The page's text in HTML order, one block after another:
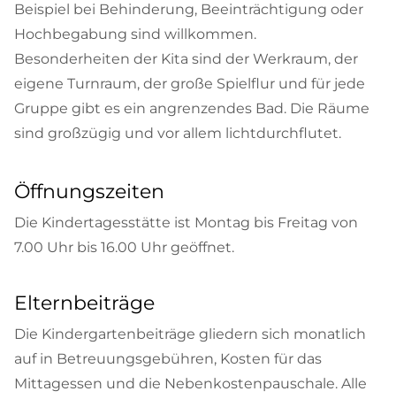
Beispiel bei Behinderung, Beeinträchtigung oder
Hochbegabung sind willkommen.
Besonderheiten der Kita sind der Werkraum, der
eigene Turnraum, der große Spielflur und für jede
Gruppe gibt es ein angrenzendes Bad. Die Räume
sind großzügig und vor allem lichtdurchflutet.
Öffnungszeiten
Die Kindertagesstätte ist Montag bis Freitag von
7.00 Uhr bis 16.00 Uhr geöffnet.
Elternbeiträge
Die Kindergartenbeiträge gliedern sich monatlich
auf in Betreuungsgebühren, Kosten für das
Mittagessen und die Nebenkostenpauschale. Alle